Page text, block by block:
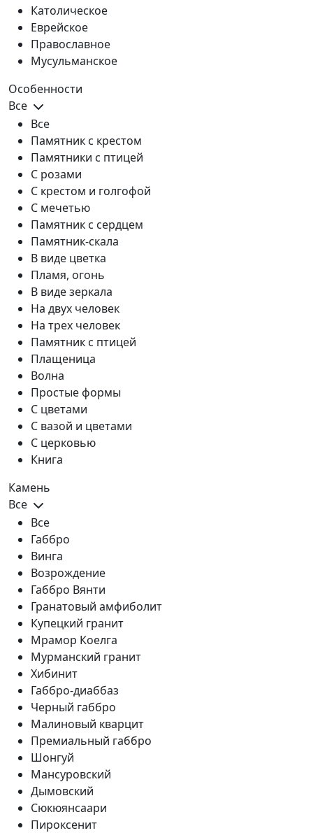
Католическое
Еврейское
Православное
Мусульманское
Особенности
Все
Все
Памятник с крестом
Памятники с птицей
С розами
С крестом и голгофой
С мечетью
Памятник с сердцем
Памятник-скала
В виде цветка
Пламя, огонь
В виде зеркала
На двух человек
На трех человек
Памятник с птицей
Плащеница
Волна
Простые формы
С цветами
С вазой и цветами
С церковью
Книга
Камень
Все
Все
Габбро
Винга
Возрождение
Габбро Вянти
Гранатовый амфиболит
Купецкий гранит
Мрамор Коелга
Мурманский гранит
Хибинит
Габбро-диаббаз
Черный габбро
Малиновый кварцит
Премиальный габбро
Шонгуй
Мансуровский
Дымовский
Сюкюянсаари
Пироксенит